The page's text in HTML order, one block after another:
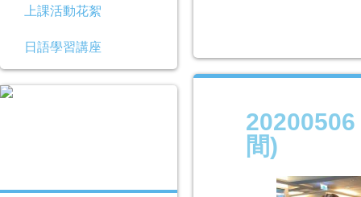
上課活動花絮
日語學習講座
間)